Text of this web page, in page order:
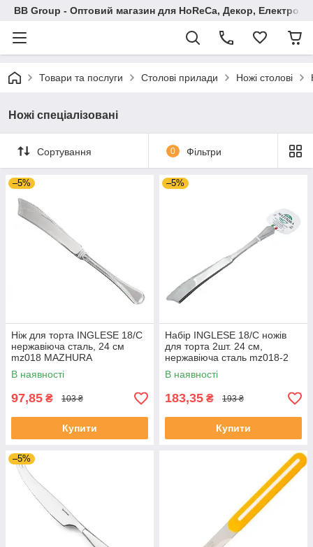
BB Group - Оптовий магазин для HoReCa, Декор,
Товари та послуги Столові прилади Ножі столові
Ножі спеціалізовані
Сортування 0 Фільтри
–5%
Ніж для торта INGLESE 18/C
нержавіюча сталь, 24 см
mz018 MAZHURA
В наявності
97,85 ₴ 103 ₴
Купити
–5%
Набір INGLESE 18/C ножів
для торта 2шт. 24 см,
нержавіюча сталь mz018-2
MAZHURA
В наявності
183,35 ₴ 193 ₴
Купити
–5%